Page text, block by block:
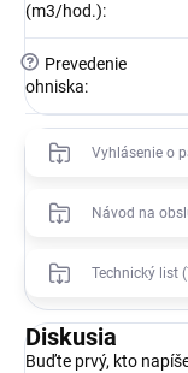
(m3/hod.):
?
Prevedenie
ohniska:
Vyhlásenie o
Návod na
Technický list
Diskusia
Buďte prvý, kto